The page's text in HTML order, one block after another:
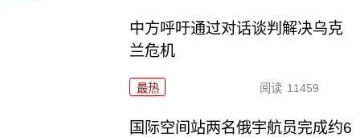
中方呼吁通过对话谈判解决乌克
兰危机
最热 阅读 11459
国际空间站两名俄宇航员完成约6